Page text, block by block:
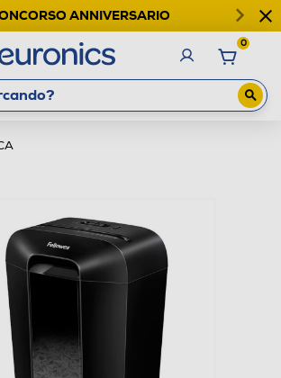
ANNIVERSARIO
0